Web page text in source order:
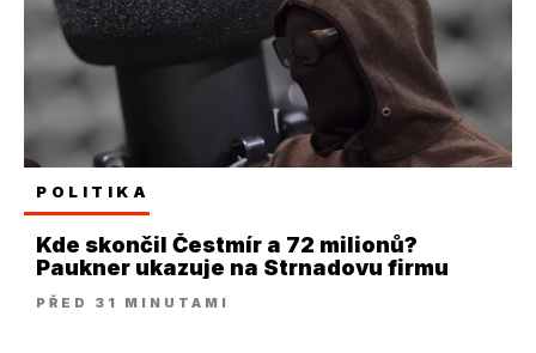
POLITIKA
Kde skončil Čestmír a 72 milionů?
Paukner ukazuje na Strnadovu firmu
PŘED 31 MINUTAMI